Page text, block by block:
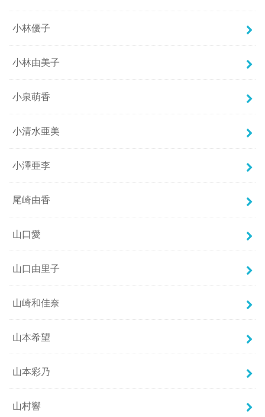
小林優子
小林由美子
小泉萌香
小清水亜美
小澤亜李
尾崎由香
山口愛
山口由里子
山崎和佳奈
山本希望
山本彩乃
山村響